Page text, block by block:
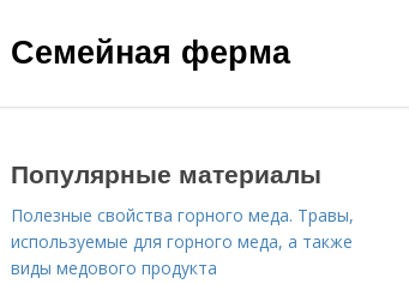
Семейная ферма
Популярные материалы
Полезные свойства горного меда. Травы,
используемые для горного меда, а также
виды медового продукта